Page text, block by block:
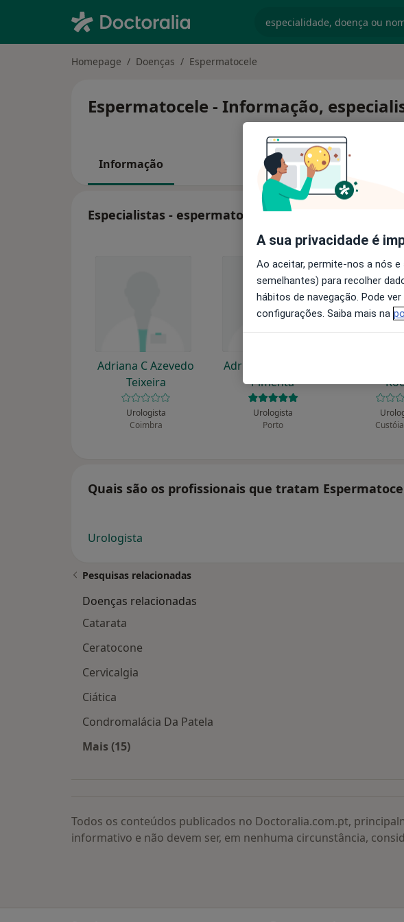
Homepage Doenças Espermatocele
Espermatocele - Informação,
Informação
Especialistas - espermatocele
Adriana C Azevedo
Teixeira
Urologista
Coimbra
Adriano Fernandes
Pimenta
Urologista
Porto
Quais são os profissionais que tratam
Urologista
Pesquisas relacionadas
Doenças relacionadas
Catarata
Ceratocone
Cervicalgia
Ciática
Condromalácia Da Patela
Mais (15)
Todos os conteúdos publicados no Doctoralia.com.pt,
informativo e não devem ser, em nenhuma circunstância,
A sua privacidade é
Ao aceitar, permite-nos a nós
semelhantes) para recolher
hábitos de navegação. Pode
configurações. Saiba mais na